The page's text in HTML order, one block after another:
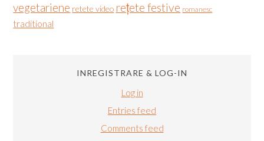
vegetariene retete video rețete festive romanesc
traditional
INREGISTRARE & LOG-IN
Log in
Entries feed
Comments feed